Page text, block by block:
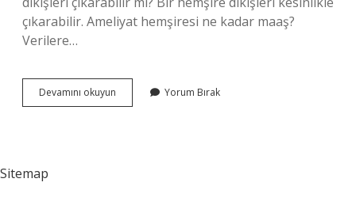
çıkarabilir. Ameliyat hemşiresi ne kadar maaş?
Verilere…
Devamını okuyun Ameliyat
Hemşiresi
Yorum Bırak
Sitemap